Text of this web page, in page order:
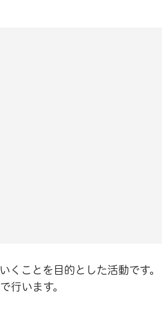
くことを目的とした活動です。
行います。